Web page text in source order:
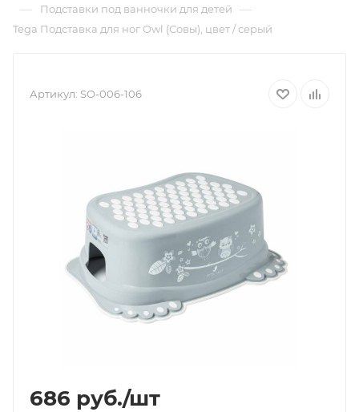
— Подставки под ванночки для детей —
Tega Подставка для ног Owl (Совы), цвет / серый
Артикул: SO-006-106
686 руб./шт